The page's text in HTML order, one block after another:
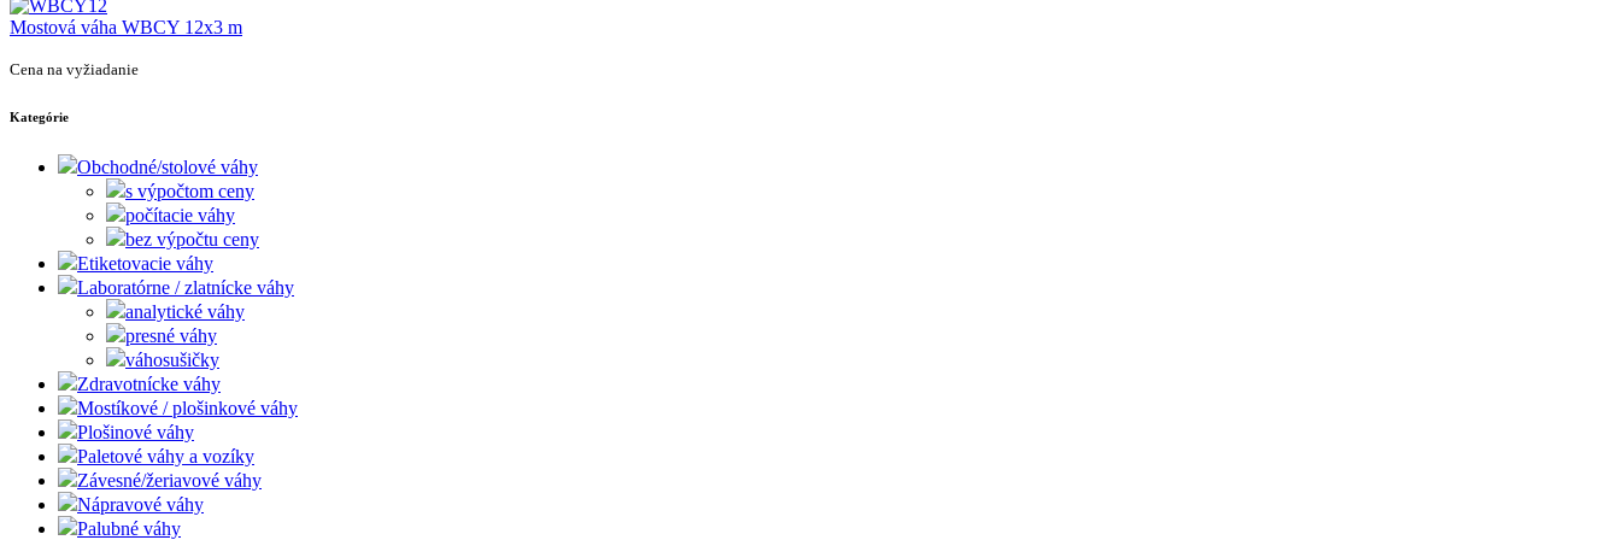
Mostová váha WBCY 12x3 m
Cena na vyžiadanie
Kategórie
Obchodné/stolové váhy
s výpočtom ceny
počítacie váhy
bez výpočtu ceny
Etiketovacie váhy
Laboratórne / zlatnícke váhy
analytické váhy
presné váhy
váhosušičky
Zdravotnícke váhy
Mostíkové / plošinkové váhy
Plošinové váhy
Paletové váhy a vozíky
Závesné/žeriavové váhy
Nápravové váhy
Palubné váhy